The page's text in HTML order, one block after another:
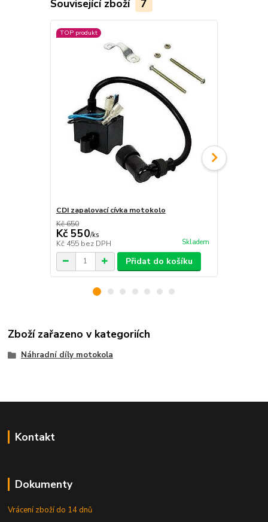
Související zboží 7
TOP produkt
CDI zapalovací cívka motokolo
Kč 650
Kč 550/ks
Kč 455 bez DPH Skladem
Přidat do košíku
Zboží zařazeno v kategoriích
Náhradní díly motokola
Kontakt
Dokumenty
Vrácení zboží do 14 dnů